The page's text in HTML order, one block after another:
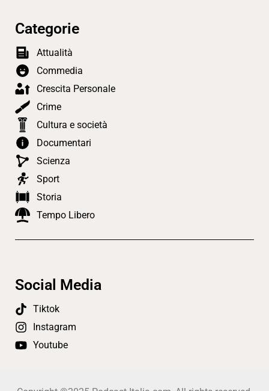
Categorie
Attualità
Commedia
Crescita Personale
Crime
Cultura e società
Documentari
Scienza
Sport
Storia
Tempo Libero
Social Media
Tiktok
Instagram
Youtube